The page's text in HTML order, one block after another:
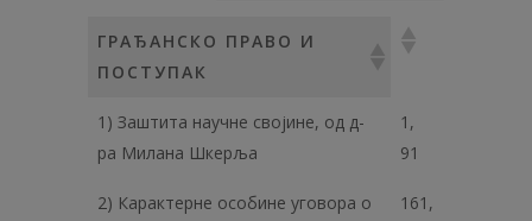
ГРАЂАНСКО ПРАВО И
ПОСТУПАК
1) Заштита научне својине, од д-
ра Милана Шкерља
1,
91
2) Карактерне особине уговора о
161,